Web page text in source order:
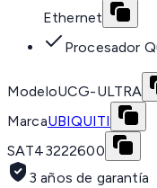
Ethernet
Procesador
ModeloUCG-ULTRA
MarcaUBIQUITI
SAT43222600
3 años de garantía